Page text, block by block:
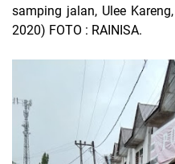
samping jalan, Ulee
2020) FOTO : RAINISA.